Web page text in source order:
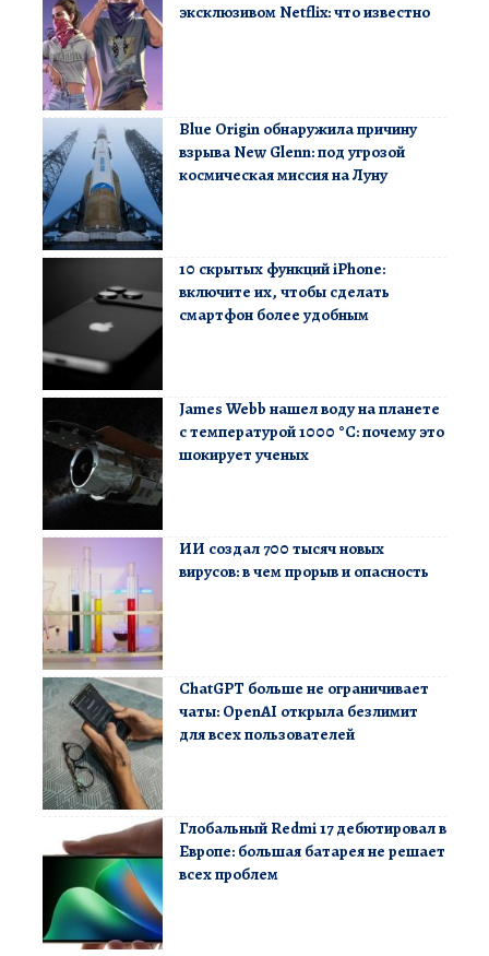
эксклюзивом Netflix: что известно
Blue Origin обнаружила причину
взрыва New Glenn: под угрозой
космическая миссия на Луну
10 скрытых функций iPhone:
включите их, чтобы сделать
смартфон более удобным
James Webb нашел воду на планете
с температурой 1000 °C: почему это
шокирует ученых
ИИ создал 700 тысяч новых
вирусов: в чем прорыв и опасность
ChatGPT больше не ограничивает
чаты: OpenAI открыла безлимит
для всех пользователей
Глобальный Redmi 17 дебютировал в
Европе: большая батарея не решает
всех проблем